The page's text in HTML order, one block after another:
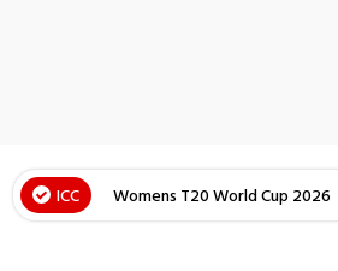
ICC Womens T20 World Cup 2026